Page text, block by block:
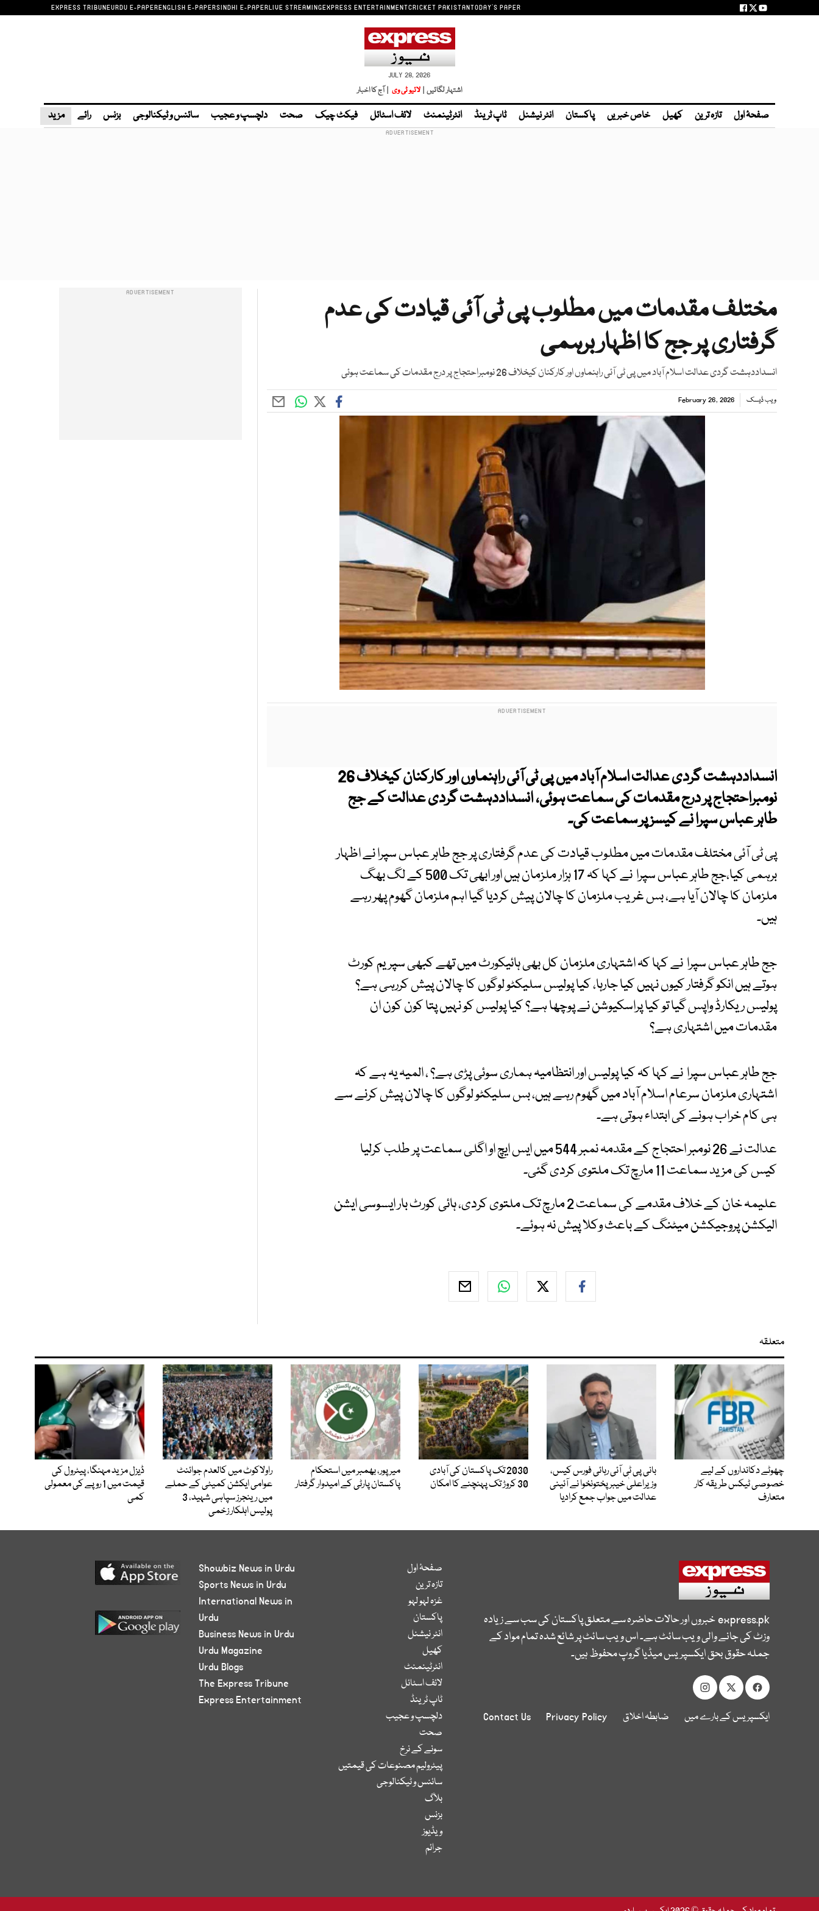
EXPRESS TRIBUNEURDU E-PAPERENGLISH E-PAPERSINDHI E-PAPERLIVE STREAMINGEXPRESS ENTERTAINMENTCRICKET PAKISTANTODAY'S PAPER
JULY 28, 2026
اشتہار لگائیں | لائیو ٹی وی | آج کا اخبار
صفحۂ اول تازہ ترین کھیل خاص خبریں پاکستان انٹر نیشنل ٹاپ ٹرینڈ انٹرٹینمنٹ لائف اسٹائل فیکٹ چیک صحت دلچسپ و عجیب سائنس و ٹیکنالوجی بزنس رائے مزید
مختلف مقدمات میں مطلوب پی ٹی آئی قیادت کی عدم
گرفتاری پر جج کا اظہار برہمی
انسداددہشت گردی عدالت اسلام آباد میں پی ٹی آئی راہنماوں اور کارکنان کیخلاف 26 نومبراحتجاج پر درج مقدمات کی سماعت ہوئی
ویب ڈیسک February 26, 2026
انسداددہشت گردی عدالت اسلام آباد میں پی ٹی آئی راہنماوں اور کارکنان کیخلاف 26
نومبراحتجاج پر درج مقدمات کی سماعت ہوئی، انسداددہشت گردی عدالت کے جج
طاہر عباس سپرا نے کیسز پر سماعت کی۔
پی ٹی آئی مختلف مقدمات میں مطلوب قیادت کی عدم گرفتاری پر جج طاہر عباس سپرا نے اظہار
برہمی کیا،جج طاہر عباس سپرا نے کہا کہ 17 ہزار ملزمان ہیں اور ابھی تک 500 کے لگ بھگ
ملزمان کا چالان آیا ہے، بس غریب ملزمان کا چالان پیش کردیا گیا اہم ملزمان گھوم پھر رہے
ہیں۔
جج طاہر عباس سپرا نے کہا کہ اشتہاری ملزمان کل بھی ہائیکورٹ میں تھے کبھی سپریم کورٹ
ہوتے ہیں انکو گرفتار کیوں نہیں کیا جارہا، کیا پولیس سلیکٹو لوگوں کا چالان پیش کررہی ہے؟
پولیس ریکارڈ واپس گیا تو کیا پراسکیوشن نے پوچھا ہے؟ کیا پولیس کو نہیں پتا کون کون ان
مقدمات میں اشتہاری ہے؟
جج طاہر عباس سپرا نے کہا کہ کیا پولیس اور انتظامیہ ہماری سوئی پڑی ہے؟ ، المیہ یہ ہے کہ
اشتہاری ملزمان سرعام اسلام آباد میں گھوم رہے ہیں، بس سلیکٹو لوگوں کا چالان پیش کرنے سے
ہی کام خراب ہونے کی ابتداء ہوتی ہے۔
عدالت نے 26 نومبر احتجاج کے مقدمہ نمبر 544 میں ایس ایچ او اگلی سماعت پر طلب کرلیا
کیس کی مزید سماعت 11 مارچ تک ملتوی کردی گئی۔
علیمہ خان کے خلاف مقدمے کی سماعت 2 مارچ تک ملتوی کردی، ہائی کورٹ بار ایسوسی ایشن
الیکشن پروجیکشن میٹنگ کے باعث وکلا پیش نہ ہوئے۔
متعلقہ
چھوٹے دکانداروں کے لیے
خصوصی ٹیکس طریقہ کار
متعارف
بانی پی ٹی آئی رہائی فورس کیس،
وزیراعلیٰ خیبرپختونخوا نے آئینی
عدالت میں جواب جمع کرادیا
2030 تک پاکستان کی آبادی
30 کروڑ تک پہنچنے کا امکان
میر پور، بھمبر میں استحکام
پاکستان پارٹی کے امیدوار گرفتار
راولاکوٹ میں کالعدم جوائنٹ
عوامی ایکشن کمیٹی کے حملے
میں رینجرز سپاہی شہید، 3
پولیس اہلکار زخمی
ڈیزل مزید مہنگا، پیٹرول کی
قیمت میں 1 روپے کی معمولی
کمی
express.pkخبروں اور حالات حاضرہ سے متعلق پاکستان کی سب سے زیادہ
وزٹ کی جانے والی ویب سائٹ ہے۔ اس ویب سائٹ پر شائع شدہ تمام مواد کے
جملہ حقوق بحق ایکسپریس میڈیا گروپ محفوظ ہیں۔
ایکسپریس کے بارے میں ضابطہ اخلاق Privacy Policy
Contact Us
صفحۂ اول
تازہ ترین
غزہ لہو لہو
پاکستان
انٹر نیشنل
کھیل
انٹرٹینمنٹ
لائف اسٹائل
ٹاپ ٹرینڈ
دلچسپ و عجیب
صحت
سونے کے نرخ
پیٹرولیم مصنوعات کی قیمتیں
سائنس و ٹیکنالوجی
بلاگ
بزنس
ویڈیوز
جرائم
Showbiz News in Urdu
Sports News in Urdu
International News in
Urdu
Business News in Urdu
Urdu Magazine
Urdu Blogs
The Express Tribune
Express Entertainment